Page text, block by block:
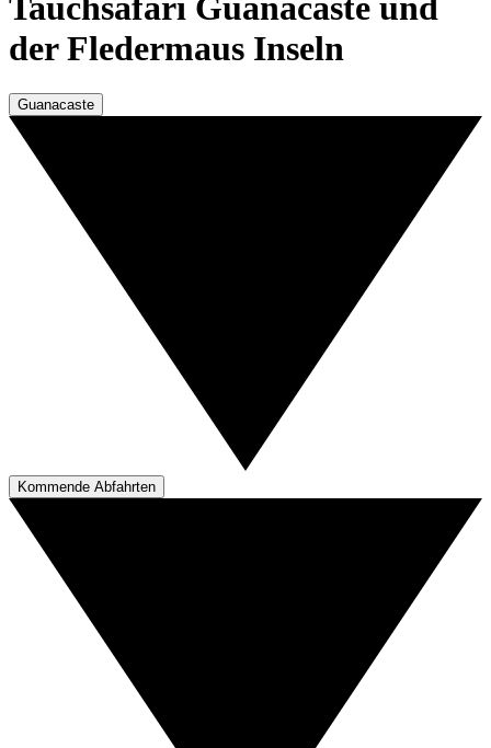
Tauchsafari Guanacaste und
der Fledermaus Inseln
Guanacaste
Kommende Abfahrten